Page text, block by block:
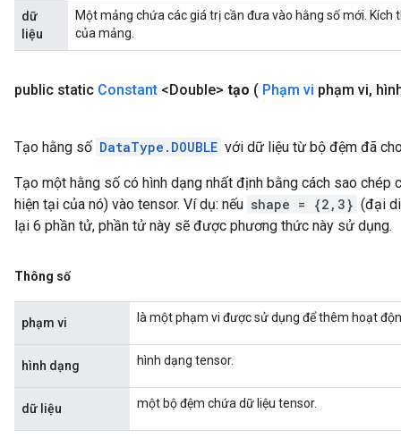
dữ
liệu
Một mảng chứa các giá trị cần đưa vào hằng số mới.
của mảng.
public static Constant <Double> tạo ( Phạm vi phạm vi,
Tạo hằng số DataType.DOUBLE với dữ liệu từ bộ đệm đã
Tạo một hằng số có hình dạng nhất định bằng cách sao
hiện tại của nó) vào tensor. Ví dụ: nếu shape = {2,3} (đại
lại 6 phần tử, phần tử này sẽ được phương thức này sử dụng.
Thông số
phạm vi là một phạm vi được sử dụng để thêm hoạt
hình dạng hình dạng tensor.
dữ liệu một bộ đệm chứa dữ liệu tensor.